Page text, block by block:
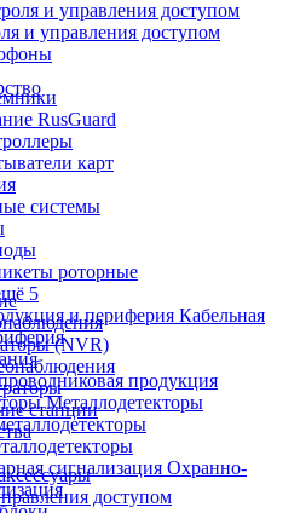
и управления доступом
RusGuard
карт
системы
роторные
5
Кабельная
продукция
Металлодетекторы
Охранно-
(NVR)
станции
доступом